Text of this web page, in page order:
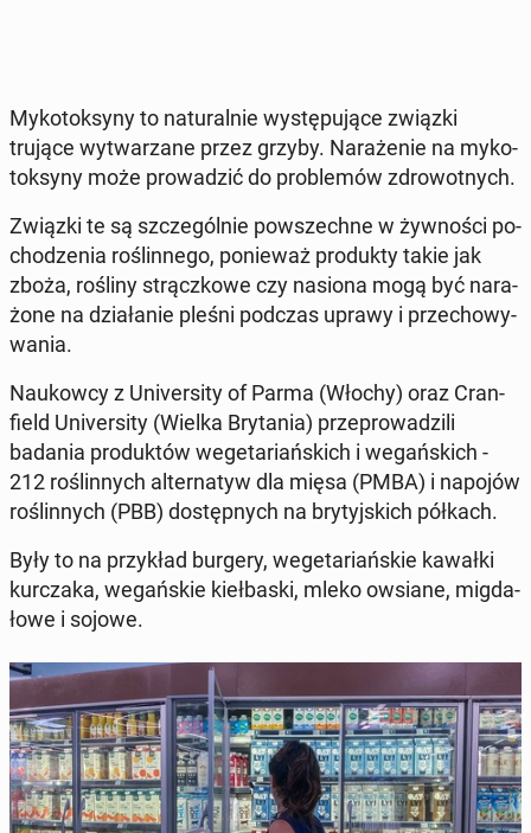
My­ko­tok­sy­ny to na­tu­ral­nie wy­stę­pu­ją­ce związki
trujące wy­twa­rza­ne przez grzyby. Na­ra­że­nie na my­ko­
tok­sy­ny może pro­wa­dzić do pro­ble­mów zdro­wot­nych.
Związki te są szcze­gól­nie po­wszech­ne w żyw­no­ści po­
cho­dze­nia ro­ślin­ne­go, po­nie­waż pro­duk­ty takie jak
zboża, rośliny strącz­ko­we czy nasiona mogą być na­ra­
żo­ne na dzia­ła­nie pleśni podczas uprawy i prze­cho­wy­
wa­nia.
Na­ukow­cy z Uni­ver­si­ty of Parma (Włochy) oraz Cran­
field Uni­ver­si­ty (Wielka Bry­ta­nia) prze­pro­wa­dzi­li
badania pro­duk­tów we­ge­ta­riań­skich i we­gań­skich -
212 ro­ślin­nych al­ter­na­tyw dla mięsa (PMBA) i napojów
ro­ślin­nych (PBB) do­stęp­nych na bry­tyj­skich półkach.
Były to na przy­kład burgery, we­ge­ta­riań­skie kawałki
kur­cza­ka, we­gań­skie kieł­ba­ski, mleko owsiane, mig­da­
ło­we i sojowe.